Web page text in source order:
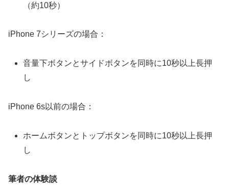
（約10秒）
iPhone 7シリーズの場合：
音量下ボタンとサイドボタンを同時に10秒以上長押
し
iPhone 6s以前の場合：
ホームボタンとトップボタンを同時に10秒以上長押
し
筆者の体験談